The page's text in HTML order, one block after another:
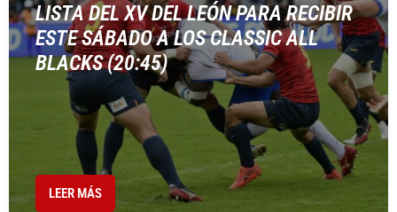
LISTA DEL XV DEL LEÓN PARA RECIBIR
ESTE SÁBADO A LOS CLASSIC ALL
BLACKS (20:45)
LEER MÁS